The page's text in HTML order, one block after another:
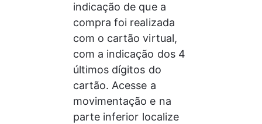
indicação de que a
compra foi realizada
com o cartão virtual,
com a indicação dos 4
últimos dígitos do
cartão. Acesse a
movimentação e na
parte inferior localize